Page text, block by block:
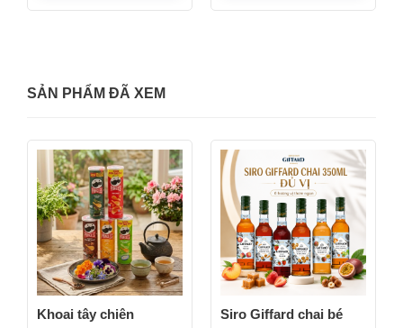
SẢN PHẨM ĐÃ XEM
Khoai tây chiên
Siro Giffard chai bé